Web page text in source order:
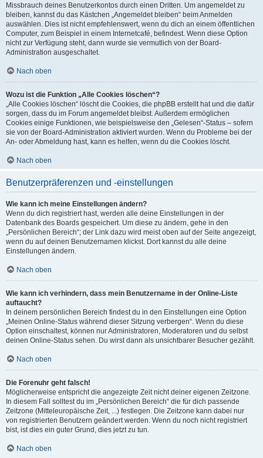
Missbrauch deines Benutzerkontos durch einen Dritten. Um angemeldet zu
bleiben, kannst du das Kästchen „Angemeldet bleiben“ beim Anmelden
auswählen. Dies ist nicht empfehlenswert, wenn du dich an einem öffentlichen
Computer, zum Beispiel in einem Internetcafé, befindest. Wenn diese Option
nicht zur Verfügung steht, dann wurde sie vermutlich von der Board-
Administration ausgeschaltet.
Nach oben
Wozu ist die Funktion „Alle Cookies löschen“?
„Alle Cookies löschen“ löscht die Cookies, die phpBB erstellt hat und die dafür
sorgen, dass du im Forum angemeldet bleibst. Außerdem ermöglichen
Cookies einige Funktionen, wie beispielsweise den „Gelesen“-Status – sofern
sie von der Board-Administration aktiviert wurden. Wenn du Probleme bei der
An- oder Abmeldung hast, kann es helfen, wenn du die Cookies löscht.
Nach oben
Benutzerpräferenzen und -einstellungen
Wie kann ich meine Einstellungen ändern?
Wenn du dich registriert hast, werden alle deine Einstellungen in der
Datenbank des Boards gespeichert. Um diese zu ändern, gehe in den
„Persönlichen Bereich“; der Link dazu wird meist oben auf der Seite angezeigt,
wenn du auf deinen Benutzernamen klickst. Dort kannst du alle deine
Einstellungen ändern.
Nach oben
Wie kann ich verhindern, dass mein Benutzername in der Online-Liste
auftaucht?
In deinem persönlichen Bereich findest du in den Einstellungen eine Option
„Meinen Online-Status während dieser Sitzung verbergen“. Wenn du diese
Option einschaltest, können nur Administratoren, Moderatoren und du selbst
deinen Online-Status sehen. Du wirst dann als unsichtbarer Besucher gezählt.
Nach oben
Die Forenuhr geht falsch!
Möglicherweise entspricht die angezeigte Zeit nicht deiner eigenen Zeitzone.
In diesem Fall solltest du im „Persönlichen Bereich“ die für dich passende
Zeitzone (Mitteleuropäische Zeit, ...) festlegen. Die Zeitzone kann dabei nur
von registrierten Benutzern geändert werden. Wenn du noch nicht registriert
bist, ist dies ein guter Grund, dies jetzt zu tun.
Nach oben